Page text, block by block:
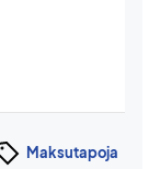
Maksutapoja